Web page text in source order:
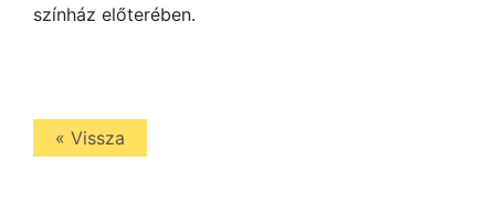
színház előterében.
« Vissza